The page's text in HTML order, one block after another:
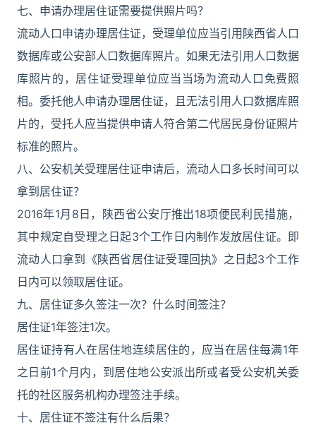
七、申请办理居住证需要提供照片吗？
流动人口申请办理居住证，受理单位应当引用陕西省人口
数据库或公安部人口数据库照片。如果无法引用人口数据
库照片的，居住证受理单位应当当场为流动人口免费照
相。委托他人申请办理居住证，且无法引用人口数据库照
片的，受托人应当提供申请人符合第二代居民身份证照片
标准的照片。
八、公安机关受理居住证申请后，流动人口多长时间可以
拿到居住证？
2016年1月8日，陕西省公安厅推出18项便民利民措施，
其中规定自受理之日起3个工作日内制作发放居住证。即
流动人口拿到《陕西省居住证受理回执》之日起3个工作
日内可以领取居住证。
九、居住证多久签注一次？什么时间签注？
居住证1年签注1次。
居住证持有人在居住地连续居住的，应当在居住每满1年
之日前1个月内，到居住地公安派出所或者受公安机关委
托的社区服务机构办理签注手续。
十、居住证不签注有什么后果？